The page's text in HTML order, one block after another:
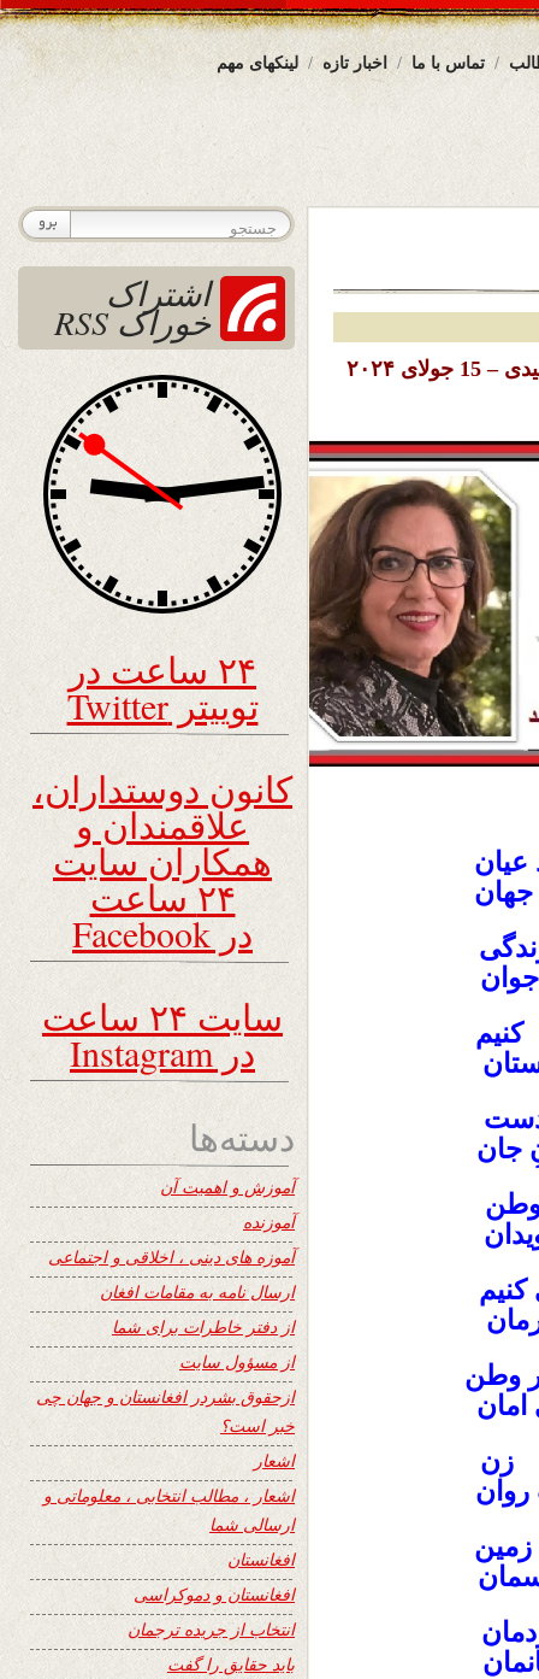
لینکهای مهم اخبار تازه تماس با ما
جان
وطن
زن
اشتراک
خوراک RSS
۲۴ ساعت در
توییتر Twitter
کانون دوستداران،
علاقمندان و
همکاران سایت
۲۴ ساعت
در Facebook
سایت ۲۴ ساعت
در Instagram
دسته‌ها
آموزش و اهمیت آن
آموزنده
آموزه های دینی ، اخلاقی و اجتماعی
ارسال نامه به مقامات افغان
از دفتر خاطرات برای شما
از مسؤول سایت
ازحقوق بشردر افغانستان و جهان چی
خبر است؟
اشعار
اشعار ، مطالب انتخابی ، معلوماتی و
ارسالی شما
افغانستان
افغانستان و دموکراسی
انتخاب از جریده ترجمان
باید حقایق را گفت